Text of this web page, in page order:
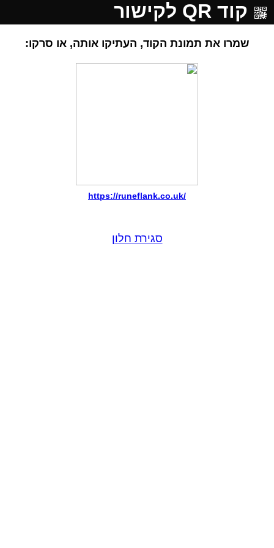
קוד QR לקישור
שמרו את תמונת הקוד, העתיקו אותה, או סרקו:
https://runeflank.co.uk/
סגירת חלון